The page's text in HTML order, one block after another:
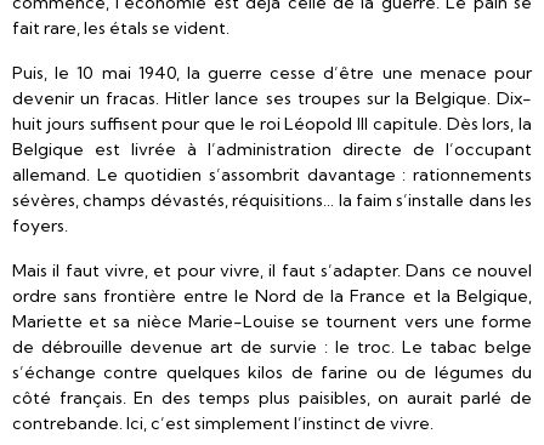
fait rare, les étals se vident.
Puis, le 10 mai 1940, la guerre cesse d’être une menace pour
devenir un fracas. Hitler lance ses troupes sur la Belgique. Dix-
huit jours suffisent pour que le roi Léopold III capitule. Dès lors, la
Belgique est livrée à l’administration directe de l’occupant
allemand. Le quotidien s’assombrit davantage : rationnements
sévères, champs dévastés, réquisitions… la faim s’installe dans les
foyers.
Mais il faut vivre, et pour vivre, il faut s’adapter. Dans ce nouvel
ordre sans frontière entre le Nord de la France et la Belgique,
Mariette et sa nièce Marie-Louise se tournent vers une forme
de débrouille devenue art de survie : le troc. Le tabac belge
s’échange contre quelques kilos de farine ou de légumes du
côté français. En des temps plus paisibles, on aurait parlé de
contrebande. Ici, c’est simplement l’instinct de vivre.